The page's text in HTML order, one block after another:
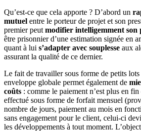
Qu’est-ce que cela apporte ? D’abord un
mutuel entre le porteur de projet et son
premier peut modifier intelligemment son
être prisonnier d’une estimation signée en
quant à lui s’adapter avec souplesse aux
assurant la qualité de ce dernier.
Le fait de travailler sous forme de petits
enveloppe globale permet également de
coûts : comme le paiement n’est plus en fin
effectué sous forme de forfait mensuel
nombre de jours, paiement au mois en
sans engagement pour le client, celui-ci
les développements à tout moment.